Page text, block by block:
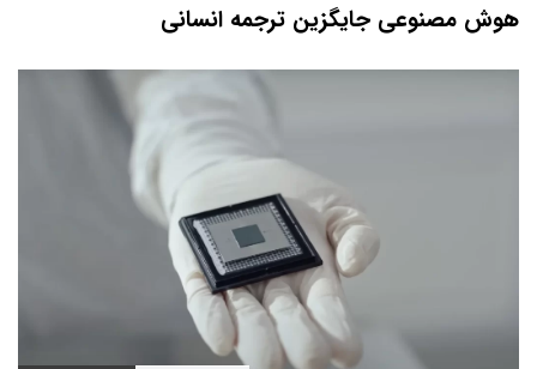
هوش مصنوعی جایگزین ترجمه انسانی